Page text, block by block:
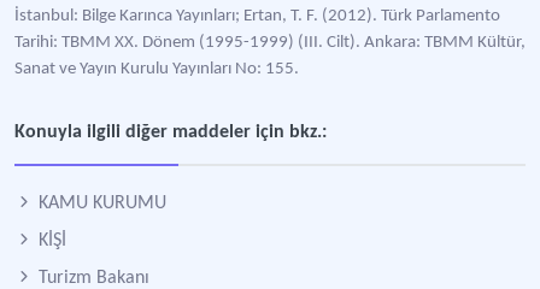
İstanbul: Bilge Karınca Yayınları; Ertan, T. F. (2012). Türk Parlamento
Tarihi: TBMM XX. Dönem (1995-1999) (III. Cilt). Ankara: TBMM Kültür,
Sanat ve Yayın Kurulu Yayınları No: 155.
Konuyla ilgili diğer maddeler için bkz.:
KAMU KURUMU
KİŞİ
Turizm Bakanı